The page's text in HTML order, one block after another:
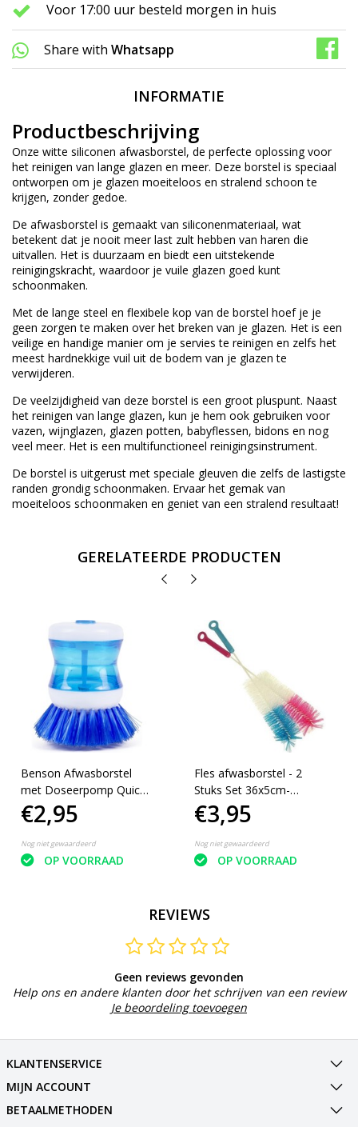
Voor 17:00 uur besteld morgen in huis
Share with Whatsapp
INFORMATIE
Productbeschrijving
Onze witte siliconen afwasborstel, de perfecte oplossing voor
het reinigen van lange glazen en meer. Deze borstel is speciaal
ontworpen om je glazen moeiteloos en stralend schoon te
krijgen, zonder gedoe.
De afwasborstel is gemaakt van siliconenmateriaal, wat
betekent dat je nooit meer last zult hebben van haren die
uitvallen. Het is duurzaam en biedt een uitstekende
reinigingskracht, waardoor je vuile glazen goed kunt
schoonmaken.
Met de lange steel en flexibele kop van de borstel hoef je je
geen zorgen te maken over het breken van je glazen. Het is een
veilige en handige manier om je servies te reinigen en zelfs het
meest hardnekkige vuil uit de bodem van je glazen te
verwijderen.
De veelzijdigheid van deze borstel is een groot pluspunt. Naast
het reinigen van lange glazen, kun je hem ook gebruiken voor
vazen, wijnglazen, glazen potten, babyflessen, bidons en nog
veel meer. Het is een multifunctioneel reinigingsinstrument.
De borstel is uitgerust met speciale gleuven die zelfs de lastigste
randen grondig schoonmaken. Ervaar het gemak van
moeiteloos schoonmaken en geniet van een stralend resultaat!
GERELATEERDE PRODUCTEN
Benson Afwasborstel
met Doseerpomp Quick
en Easy
€2,95
Nog niet gewaardeerd
OP VOORRAAD
Fles afwasborstel - 2
Stuks Set 36x5cm-
Flessenborstel - Babyfles
afwasborstel -
Drinkflesborstel -
Glazenborstel
€3,95
Nog niet gewaardeerd
OP VOORRAAD
REVIEWS
Geen reviews gevonden
Help ons en andere klanten door het schrijven van een review
Je beoordeling toevoegen
KLANTENSERVICE
MIJN ACCOUNT
BETAALMETHODEN